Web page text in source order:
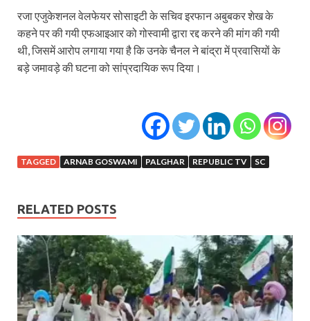
रजा एजुकेशनल वेलफेयर सोसाइटी के सचिव इरफान अबुबकर शेख के
कहने पर की गयी एफआइआर को गोस्वामी द्वारा रद्द करने की मांग की गयी
थी, जिसमें आरोप लगाया गया है कि उनके चैनल ने बांद्रा में प्रवासियों के
बड़े जमावड़े की घटना को सांप्रदायिक रूप दिया।
TAGGED ARNAB GOSWAMI PALGHAR REPUBLIC TV SC
RELATED POSTS